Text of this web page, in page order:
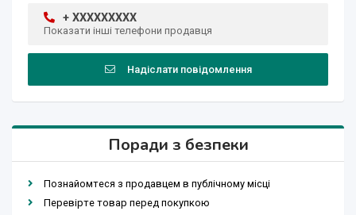
+ XXXXXXXXX
Показати інші телефони продавця
Надіслати повідомлення
Поради з безпеки
Познайомтеся з продавцем в публічному місці
Перевірте товар перед покупкою